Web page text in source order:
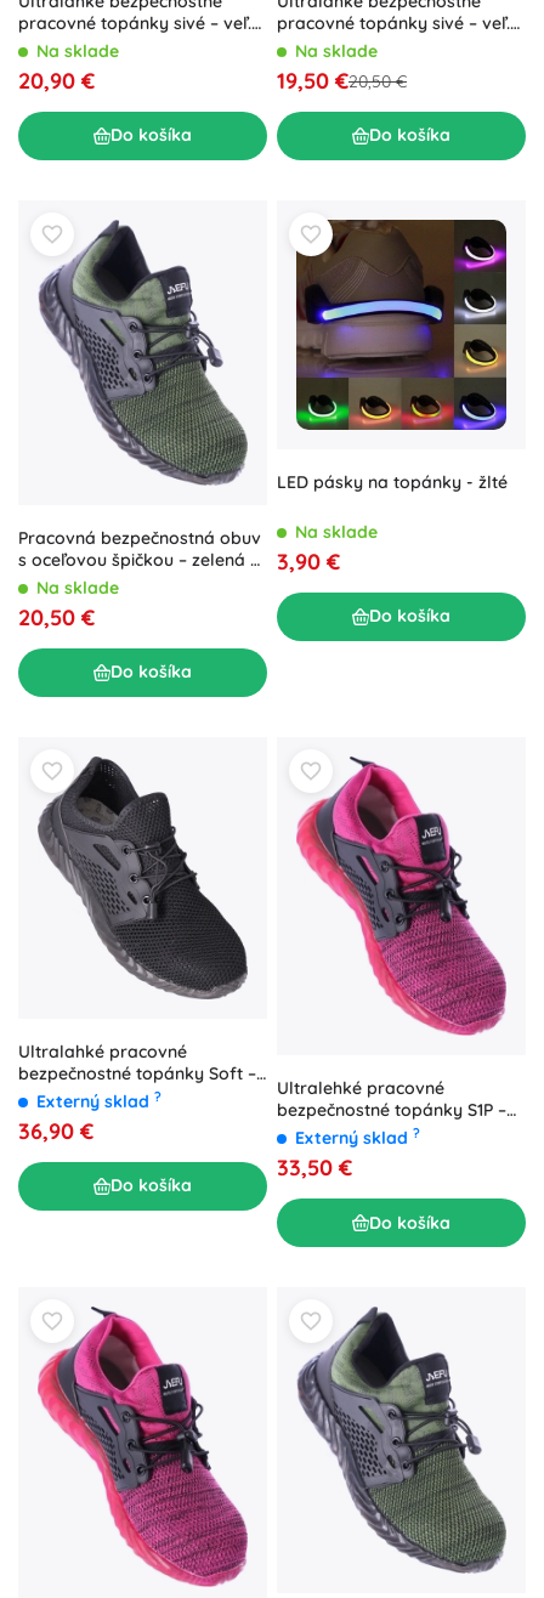
pracovné topánky sivé – veľ.
43 Na sklade
20,90 €
Do košíka
pracovné topánky sivé – veľ.
46 Na sklade
19,50 €20,50 €
Do košíka
Pracovná bezpečnostná obuv
s oceľovou špičkou – zelená –
Zelená
Na sklade
20,50 €
Do košíka
LED pásky na topánky - žlté
Na sklade
3,90 €
Do košíka
Ultralahké pracovné
bezpečnostné topánky Soft –
veľ. 41
Externý sklad ?
36,90 €
Do košíka
Ultralehké pracovné
bezpečnostné topánky S1P –
ružové – veľ. 41
Externý sklad ?
33,50 €
Do košíka